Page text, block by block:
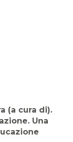
(a cura di).
Una